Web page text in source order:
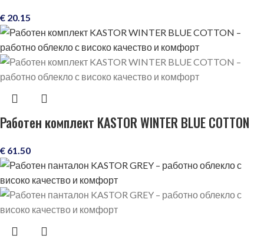
€ 20.15
Работен комплект KASTOR WINTER BLUE COTTON
€ 61.50